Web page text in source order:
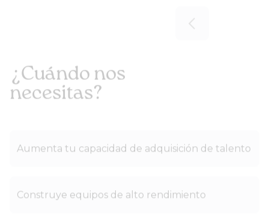
¿Cuándo nos
necesitas?
Aumenta tu capacidad de adquisición de talento
Construye equipos de alto rendimiento